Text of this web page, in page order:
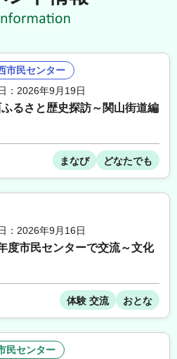
市民センター
：2026年9月19日
るさと歴史探訪～関山街道編
まなび どなたでも
：2026年9月16日
度市民センターで交流～文化
体験 交流 おとな
民センター